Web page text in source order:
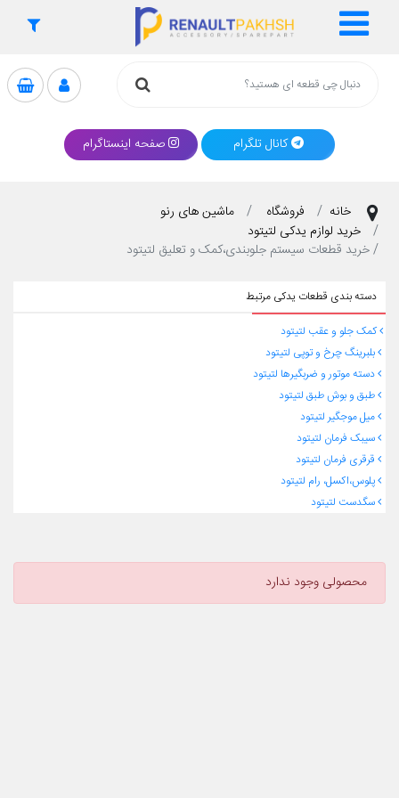
کانال تلگرام صفحه اینستاگرام
خانه فروشگاه
ماشین های رنو
خرید لوازم یدکی لتیتود
خرید قطعات سیستم جلوبندی،کمک و تعلیق لتیتود
دسته بندی قطعات یدکی مرتبط
کمک جلو و عقب لتیتود
بلبرینگ چرخ و توپی لتیتود
دسته موتور و ضربگیرها لتیتود
طبق و بوش طبق لتیتود
میل موجگیر لتیتود
سیبک فرمان لتیتود
قرقری فرمان لتیتود
پلوس،اکسل، رام لتیتود
سگدست لتیتود
محصولی وجود ندارد